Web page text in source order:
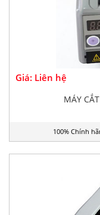
Giá: Liên hệ
MÁY
100% Chính